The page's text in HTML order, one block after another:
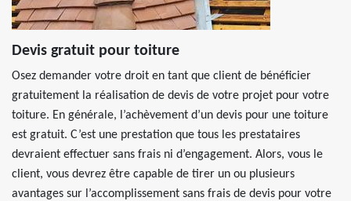
Devis gratuit pour toiture
Osez demander votre droit en tant que client de bénéficier
gratuitement la réalisation de devis de votre projet pour votre
toiture. En générale, l’achèvement d’un devis pour une toiture
est gratuit. C’est une prestation que tous les prestataires
devraient effectuer sans frais ni d’engagement. Alors, vous le
client, vous devrez être capable de tirer un ou plusieurs
avantages sur l’accomplissement sans frais de devis pour votre